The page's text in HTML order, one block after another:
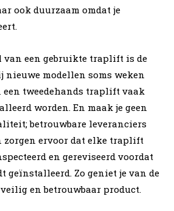
ook duurzaam omdat je
van een gebruikte traplift is de
nieuwe modellen soms weken
een tweedehands traplift vaak
worden. En maak je geen
betrouwbare leveranciers
zorgen ervoor dat elke traplift
en gereviseerd voordat
geïnstalleerd. Zo geniet je van de
en betrouwbaar product.